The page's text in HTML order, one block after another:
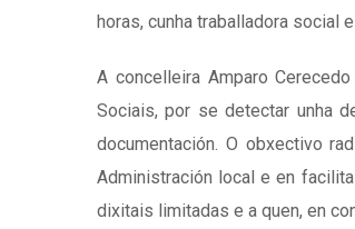
horas, cunha traballadora social
A concelleira Amparo
Sociais, por se detectar unha
documentación. O obxectivo
Administración local e en
dixitais limitadas e a quen, en